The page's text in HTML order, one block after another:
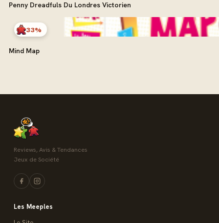
Penny Dreadfuls Du Londres Victorien
33%
Mind Map
Reviews, Avis & Tendances
Jeux de Société
Les Meeples